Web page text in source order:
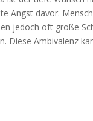
Angst davor.
jedoch oft große
Diese Ambivalenz